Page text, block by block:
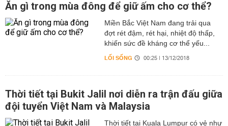
Ăn gì trong mùa đông để giữ ấm cho cơ thể?
Miền Bắc Việt Nam đang trải qua
đợt rét đậm, rét hại, nhiệt độ thấp,
khiến sức đề kháng cơ thể yếu...
LỐI SỐNG 00:25 | 13/12/2018
Thời tiết tại Bukit Jalil nơi diễn ra trận đấu giữa
đội tuyển Việt Nam và Malaysia
Thời tiết tại Kuala Lumpur có vẻ như